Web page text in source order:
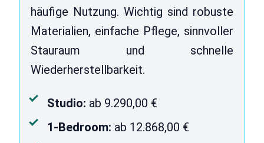
häufige Nutzung. Wichtig sind robuste
Materialien, einfache Pflege, sinnvoller
Stauraum und schnelle
Wiederherstellbarkeit.
Studio: ab 9.290,00 €
1-Bedroom: ab 12.868,00 €